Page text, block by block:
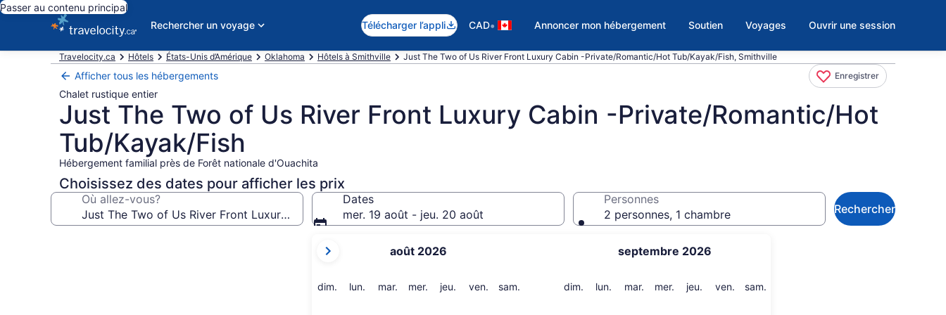
Passer au contenu principal
Rechercher un voyage
Télécharger l’appli CAD• Annoncer mon hébergement Soutien Voyages Ouvrir une session
Travelocity.ca Hôtels États-Unis d’Amérique Oklahoma Hôtels à Smithville Just The Two of Us River Front Luxury Cabin -Private/Romantic/Hot Tub/Kayak/Fish, Smithville
Afficher tous les hébergements Enregistrer
Chalet rustique entier
Just The Two of Us River Front Luxury Cabin -Private/Romantic/Hot
Tub/Kayak/Fish
Hébergement familial près de Forêt nationale d'Ouachita
Choisissez des dates pour afficher les prix
Où allez-vous?
Dates
mer. 19 août - jeu. 20 août
mois
sont
août 2026
dim. dimanche
lun. lundimar. mardi
mer. mercredi
jeu. jeudiven. vendredi
sam.
septembre 2026
dim. dimanche
lun. lundimar. mardi
mer. mercredi
jeu. jeudiven. vendredi
sam.
Personnes
2 personnes, 1 chambre
Rechercher